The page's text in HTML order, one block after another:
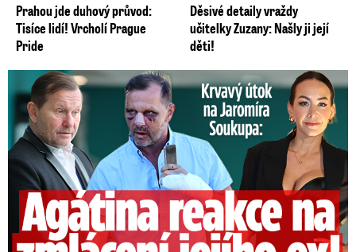
Prahou jde duhový průvod:
Tisíce lidí! Vrcholí Prague
Pride
Děsivé detaily vraždy
učitelky Zuzany: Našly ji její
děti!
Útok na Jaromíra Soukupa: Reakce Agáty na zmlácení jejího ex